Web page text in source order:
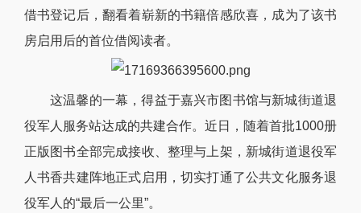
借书登记后，翻看着崭新的书籍倍感欣喜，成为了该书
房启用后的首位借阅读者。
这温馨的一幕，得益于嘉兴市图书馆与新城街道退
役军人服务站达成的共建合作。近日，随着首批1000册
正版图书全部完成接收、整理与上架，新城街道退役军
人书香共建阵地正式启用，切实打通了公共文化服务退
役军人的“最后一公里”。